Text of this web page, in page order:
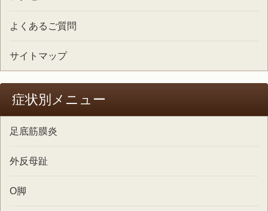
よくあるご質問
サイトマップ
症状別メニュー
足底筋膜炎
外反母趾
O脚